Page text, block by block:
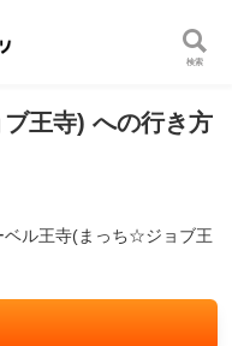
検索
王寺) への行き方
ベル王寺(まっち☆ジョブ王